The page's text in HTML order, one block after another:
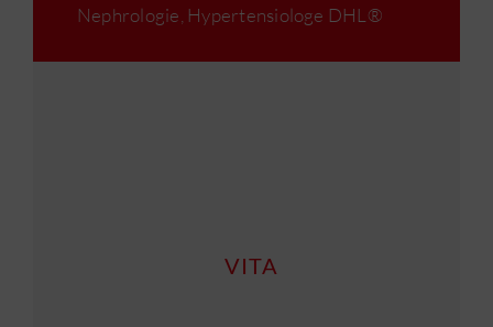
Nephrologie, Hypertensiologe DHL®
VITA